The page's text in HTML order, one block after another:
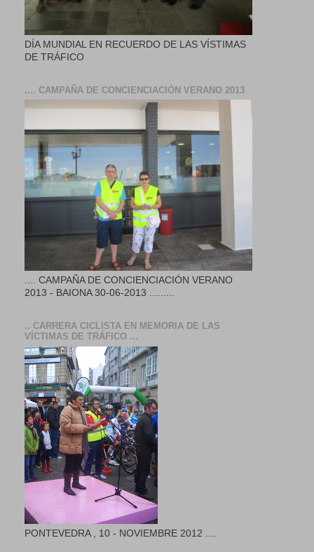
DÍA MUNDIAL EN RECUERDO DE LAS VÍSTIMAS
DE TRÁFICO
.... CAMPAÑA DE CONCIENCIACIÓN VERANO 2013
.... CAMPAÑA DE CONCIENCIACIÓN VERANO
2013 - BAIONA 30-06-2013 .........
.. CARRERA CICLISTA EN MEMORIA DE LAS
VÍCTIMAS DE TRÁFICO ...
PONTEVEDRA , 10 - NOVIEMBRE 2012 ....